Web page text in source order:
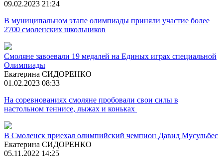
09.02.2023 21:24
В муниципальном этапе олимпиады приняли участие более
2700 смоленских школьников
Смоляне завоевали 19 медалей на Единых играх специальной
Олимпиады
Екатерина СИДОРЕНКО
01.02.2023 08:33
На соревнованиях смоляне пробовали свои силы в
настольном теннисе, лыжах и коньках
В Смоленск приехал олимпийский чемпион Давид Мусульбес
Екатерина СИДОРЕНКО
05.11.2022 14:25